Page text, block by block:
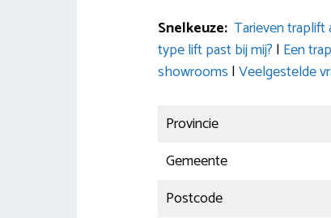
Snelkeuze: Tarieven
type lift past bij mij? | Een
showrooms |Veelgestelde
Provincie
Gemeente
Postcode